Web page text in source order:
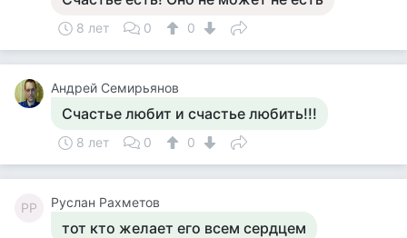
8 лет 0 0
Андрей Семирьянов
Счастье любит и счастье любить!!!
8 лет 0 0
РР Руслан Рахметов
тот кто желает его всем сердцем